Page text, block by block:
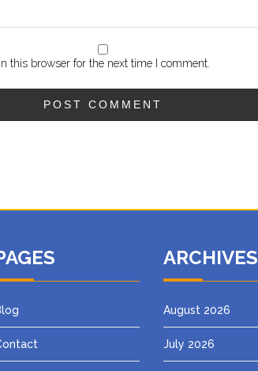
this browser for the next time I comment.
ARCHIVES
August 2026
July 2026